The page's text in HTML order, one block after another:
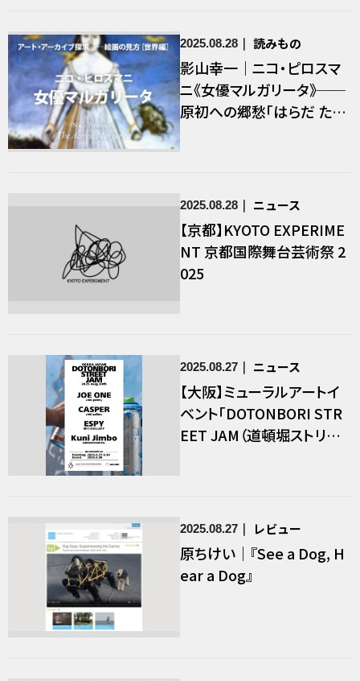
2025.08.28 読みもの
影山幸一｜ニコ・ピロスマ
ニ《女優マルガリータ》──
原初への郷愁「はらだ たけ
2025.08.28 ニュース
【京都】KYOTO EXPERIME
NT 京都国際舞台芸術祭 2
025
2025.08.27 ニュース
【大阪】ミューラルアートイ
ベント「DOTONBORI STR
EET JAM（道頓堀ストリー
2025.08.27 レビュー
原ちけい｜『See a Dog, H
ear a Dog』